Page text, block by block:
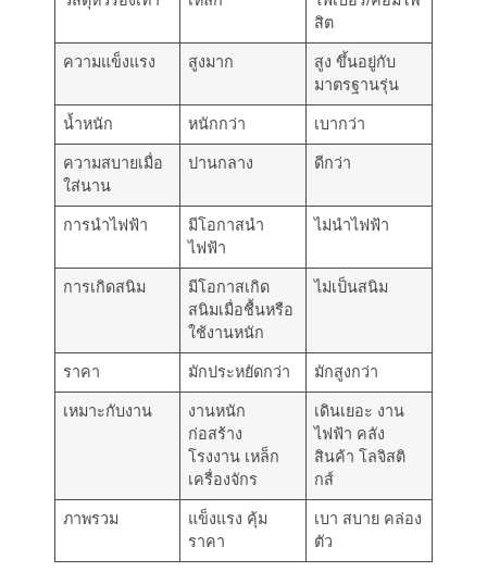
สิต
ความแข็งแรง สูงมาก
สูง ขึ้นอยู่กับ
มาตรฐานรุ่น
น้ำหนัก หนักกว่า เบากว่า
ความสบายเมื่อ
ใส่นาน
ปานกลาง ดีกว่า
การนำไฟฟ้า
มีโอกาสนำ
ไฟฟ้า
ไม่นำไฟฟ้า
การเกิดสนิม
มีโอกาสเกิด
สนิมเมื่อชื้นหรือ
ใช้งานหนัก
ไม่เป็นสนิม
ราคา มักประหยัดกว่า มักสูงกว่า
เหมาะกับงาน
งานหนัก
ก่อสร้าง
โรงงาน เหล็ก
เครื่องจักร
เดินเยอะ งาน
ไฟฟ้า คลัง
สินค้า โลจิสติ
กส์
ภาพรวม
แข็งแรง คุ้ม
ราคา
เบา สบาย คล่อง
ตัว